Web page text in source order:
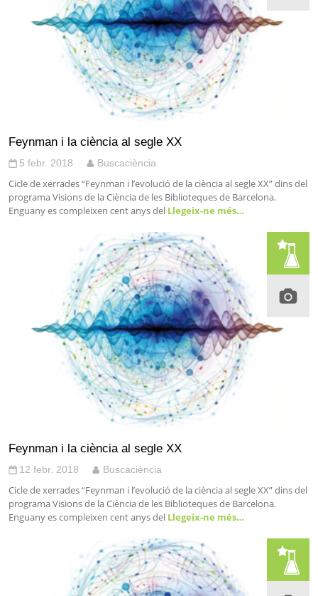
Feynman i la ciència al segle XX
5 febr. 2018 Buscaciència
Cicle de xerrades “Feynman i l’evolució de la ciència al segle XX” dins del
programa Visions de la Ciència de les Biblioteques de Barcelona.
Enguany es compleixen cent anys del Llegeix-ne més…
Feynman i la ciència al segle XX
12 febr. 2018 Buscaciència
Cicle de xerrades “Feynman i l’evolució de la ciència al segle XX” dins del
programa Visions de la Ciència de les Biblioteques de Barcelona.
Enguany es compleixen cent anys del Llegeix-ne més…